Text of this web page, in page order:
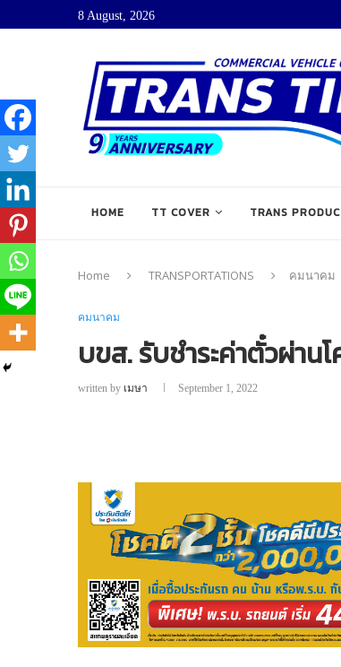
8 August, 2026
HOME TT COVER TRANS
Home TRANSPORTATIONS คมนาคม
คมนาคม
บขส. รับชำระค่าตั๋วผ่าน
written by เมษา September 1, 2022